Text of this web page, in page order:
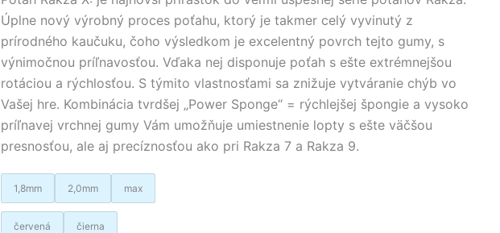
Úplne nový výrobný proces poťahu, ktorý je takmer celý vyvinutý z
prírodného kaučuku, čoho výsledkom je excelentný povrch tejto gumy, s
výnimočnou príľnavosťou. Vďaka nej disponuje poťah s ešte extrémnejšou
rotáciou a rýchlosťou. S týmito vlastnosťami sa znižuje vytváranie chýb vo
Vašej hre. Kombinácia tvrdšej „Power Sponge“ = rýchlejšej špongie a vysoko
príľnavej vrchnej gumy Vám umožňuje umiestnenie lopty s ešte väčšou
presnosťou, ale aj precíznosťou ako pri Rakza 7 a Rakza 9.
1,8mm 2,0mm max
červená čierna